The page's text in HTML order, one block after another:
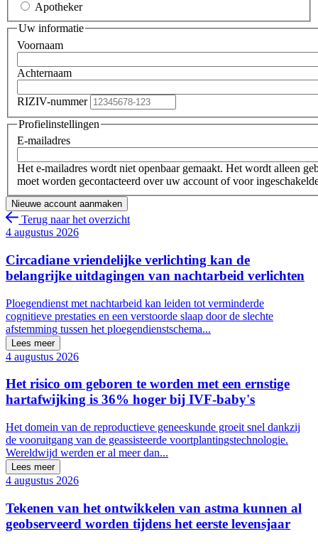
Apotheker
Uw informatie
Voornaam
Achternaam
RIZIV-nummer
Profielinstellingen
E-mailadres
Het e-mailadres wordt niet openbaar gemaakt. Het wordt alleen
moet worden gecontacteerd over uw account of voor
Terug naar het overzicht
4 augustus 2026
Circadiane vriendelijke verlichting kan de
belangrijke uitdagingen van nachtarbeid verlichten
Ploegendienst met nachtarbeid kan leiden tot verminderde
cognitieve prestaties en een verstoorde slaap door de slechte
afstemming tussen het ploegendienstschema...
Lees meer
4 augustus 2026
Het risico om geboren te worden met een ernstige
hartafwijking is 36% hoger bij IVF-baby's
Het domein van de reproductieve geneeskunde groeit snel dankzij
de vooruitgang van de geassisteerde voortplantingstechnologie.
Wereldwijd werden er al meer dan...
Lees meer
4 augustus 2026
Tekenen van het ontwikkelen van astma kunnen al
geobserveerd worden tijdens het eerste levensjaar